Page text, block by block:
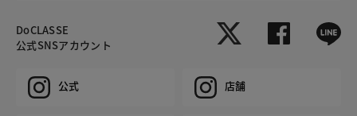
DoCLASSE
公式SNSアカウント
公式 店舗